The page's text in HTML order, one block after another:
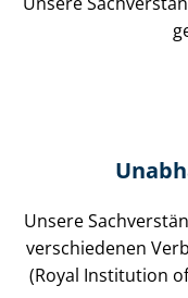
Unsere
verschiedenen
(Royal Institution